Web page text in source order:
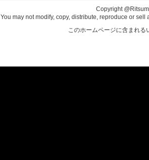
Copyright
You may not modify, copy, distribute, reproduce or
このホームページに含まれ